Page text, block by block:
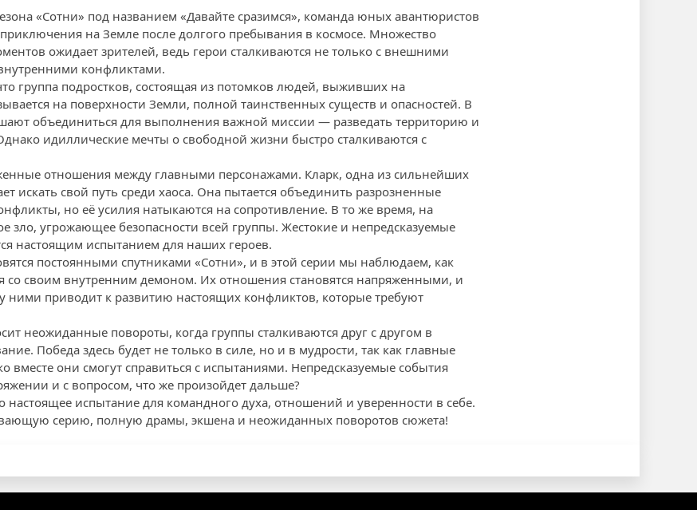
«Сотни» под названием «Давайте сразимся», команда юных авантюристов
на Земле после долгого пребывания в космосе. Множество
ожидает зрителей, ведь герои сталкиваются не только с внешними
конфликтами.
группа подростков, состоящая из потомков людей, выживших на
на поверхности Земли, полной таинственных существ и опасностей. В
объединиться для выполнения важной миссии — разведать территорию и
идиллические мечты о свободной жизни быстро сталкиваются с
отношения между главными персонажами. Кларк, одна из сильнейших
искать свой путь среди хаоса. Она пытается объединить разрозненные
но её усилия натыкаются на сопротивление. В то же время, на
зло, угрожающее безопасности всей группы. Жестокие и непредсказуемые
настоящим испытанием для наших героев.
постоянными спутниками «Сотни», и в этой серии мы наблюдаем, как
со своим внутренним демоном. Их отношения становятся напряженными, и
ними приводит к развитию настоящих конфликтов, которые требуют
неожиданные повороты, когда группы сталкиваются друг с другом в
Победа здесь будет не только в силе, но и в мудрости, так как главные
вместе они смогут справиться с испытаниями. Непредсказуемые события
и с вопросом, что же произойдет дальше?
настоящее испытание для командного духа, отношений и уверенности в себе.
серию, полную драмы, экшена и неожиданных поворотов сюжета!